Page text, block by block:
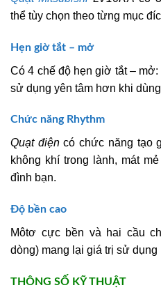
thể tùy chọn theo từng mục
Hẹn giờ tắt – mở
Có 4 chế độ hẹn giờ tắt –
sử dụng yên tâm hơn khi
Chức năng Rhythm
Quạt điệncó chức năng tạo
không khí trong lành, mát
đình bạn.
Độ bền cao
Môtơ cực bền và hai cầu
dòng) mang lại giá trị sử
THÔNG SỐ KỸ THUẬT